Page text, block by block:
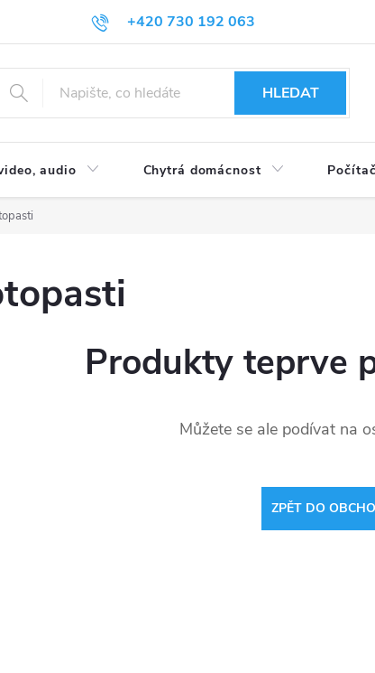
+420 730 192 063
Podmínky ochrany osobních údajů
HLEDAT
audio Chytrá domácnost
Produkty teprve
Můžete se ale podívat na
ZPĚT DO